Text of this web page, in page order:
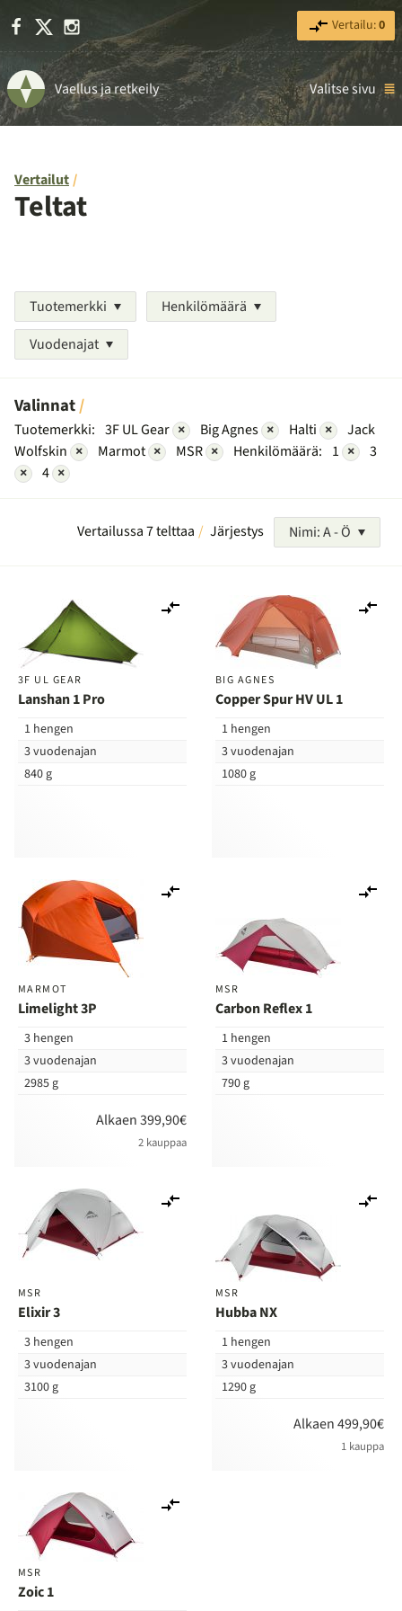
Facebook Instagram Vertailu:0
Vaellus ja retkeily Valitse sivu
Vertailut
Teltat
Tuotemerkki
Henkilömäärä
Vuodenajat
Valinnat
Tuotemerkki: 3F UL Gear × Big Agnes × Halti ×
Jack
Wolfskin × Marmot × MSR × Henkilömäärä: 1 ×
3
×
4 ×
Vertailussa 7 telttaa Järjestys Nimi: A - Ö
3F UL GEAR
Lanshan 1 Pro
1 hengen
3 vuodenajan
840 g
vertailuun
BIG AGNES
Copper Spur HV UL 1
1 hengen
3 vuodenajan
1080 g
MARMOT
Limelight 3P
3 hengen
3 vuodenajan
2985 g
Alkaen 399,90€
2 kauppaa
MSR
Carbon Reflex 1
1 hengen
3 vuodenajan
790 g
MSR
Elixir 3
3 hengen
3 vuodenajan
3100 g
MSR
Hubba NX
1 hengen
3 vuodenajan
1290 g
Alkaen 499,90€
1 kauppa
MSR
Zoic 1